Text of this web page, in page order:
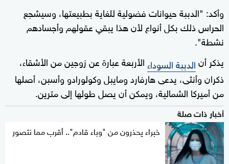
وأكد: "الدببة حيوانات فضولية للغاية بطبيعتها، وسيشجع
الحراس ذلك بكل أنواع لأن هذا يبقي عقولهم وأجسادهم
نشطة".
يذكر أنالدببة السوداء الأربعة عبارة عن زوجين من الأشقاء،
ذكران وأنثى، يدعى هارفارد ومايبل وكولورادو وأسبن، أصلها
من أميركا الشمالية، ويمكن أن يصل طولها إلى مترين.
أخبار ذات صلة
خبراء يحذرون من "وباء قادم".. أقرب مما نتصور